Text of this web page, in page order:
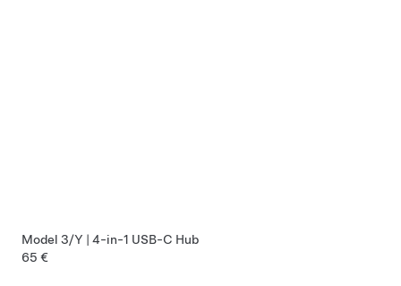
Model 3/Y | 4-in-1 USB-C Hub
65 €